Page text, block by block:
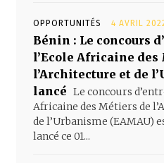
OPPORTUNITÉS 4 AVRIL
Bénin : Le concours
l’Ecole Africaine des
l’Architecture et de
lancé Le concours
Africaine des Métiers de
de l’Urbanisme (EAMAU)
lancé ce 01...